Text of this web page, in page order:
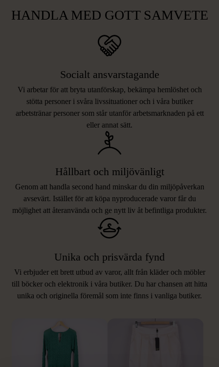
HANDLA MED GOTT SAMVETE
Socialt ansvarstagande
Vi arbetar för att bryta utanförskap, bekämpa hemlöshet och
stötta personer i svåra livssituationer och i våra butiker
arbetstränar personer som står utanför arbetsmarknaden på ett
eller annat sätt.
Hållbart och miljövänligt
Genom att handla second hand minskar du din miljöpåverkan
avsevärt. Istället för att köpa nyproducerade varor får du
möjlighet att återanvända och ge nytt liv åt befintliga produkter.
Unika och prisvärda fynd
Vi erbjuder ett brett utbud av varor, allt från kläder och möbler
till böcker och elektronik i våra butiker. Du har chansen att hitta
unika och originella föremål som inte finns i vanliga butiker.
LIKNANDE PRODUKTER
Hitta produkter som påminner om denna